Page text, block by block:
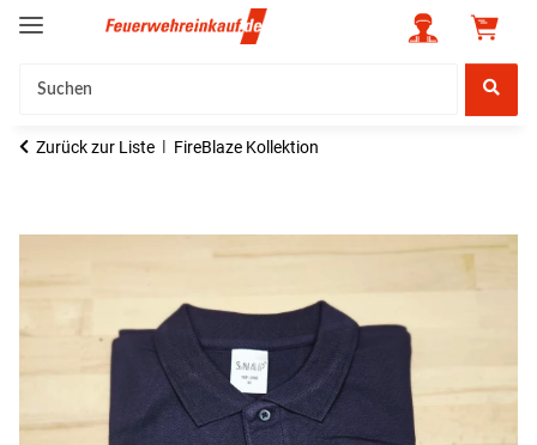
Zurück zur Liste FireBlaze Kollektion